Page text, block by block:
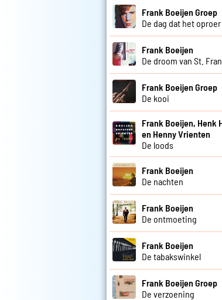
Frank Boeijen Groep
De dag dat het
Frank Boeijen
De droom van St.
Frank Boeijen Groep
De kooi
Frank Boeijen, Henk
en Henny Vrienten
De loods
Frank Boeijen
De nachten
Frank Boeijen
De ontmoeting
Frank Boeijen
De tabakswinkel
Frank Boeijen Groep
De verzoening